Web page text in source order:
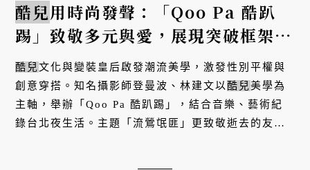
酷兒用時尚發聲：「Qoo Pa 酷趴
踢」致敬多元與愛，展現突破框架的
文化潮流
酷兒文化與變裝皇后啟發潮流美學，激發性別平權與
創意穿搭。知名攝影師登曼波、林建文以酷兒美學為
主軸，舉辦「Qoo Pa 酷趴踢」，結合音樂、藝術紀
錄台北夜生活。主題「流鶯氓匪」更致敬逝去的友